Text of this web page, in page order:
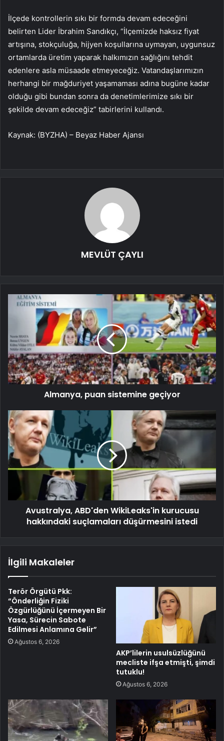
İlçede kontrollerin sıkı bir formda devam edeceğini
belirten Lider İbrahim Sandıkçı, “İlçemizde haksız fiyat
artışına, stokçuluğa, hijyen koşullarına uymayan, uygunsuz
ortamlarda üretim yaparak halkımızın sağlığını tehdit
edenlere asla müsaade etmeyeceğiz. Vatandaşlarımızın
herhangi bir mağduriyet yaşamaması adına bugüne kadar
olduğu gibi bundan sonra da denetimlerimize sıkı bir
şekilde devam edeceğiz” tabirlerini kullandı.
Kaynak: (BYZHA) – Beyaz Haber Ajansı
MEVLÜT ÇAYLI
Almanya, puan sistemine geçiyor
Avustralya, ABD'den WikiLeaks'in kurucusu
hakkındaki suçlamaları düşürmesini istedi
İlgili Makaleler
Terör Örgütü Pkk:
“Önderliğin Fiziki
Özgürlüğünü İçermeyen Bir
Yasa, Sürecin Sabote
Edilmesi Anlamına Gelir”
Ağustos 6, 2026
AKP’lilerin usulsüzlüğünü
mecliste ifşa etmişti, şimdi
tutuklu!
Ağustos 6, 2026